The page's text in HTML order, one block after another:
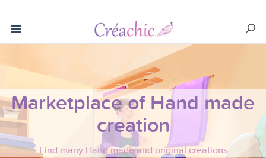
Marketplace of Hand made
creation
Find many Hand made and original creations